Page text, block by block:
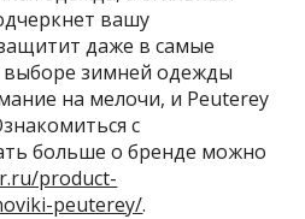
вашу
даже в самые
зимней одежды
на мелочи, и Peuterey
с
больше о бренде можно
product-
peuterey/.